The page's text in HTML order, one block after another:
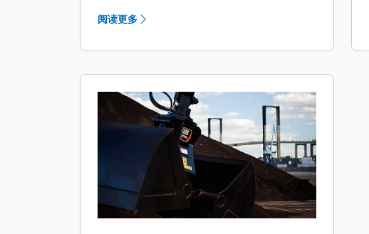
作，提高了单位时间内的工作量。
备，可以帮您快速轻松地找到工装。机
借助 Cat Payload（适用于挖掘机）可
实现行驶中称重和无需回转即可得出实
时有效负载估计值，从而达到精确的目
标装载量并提高装载效率。
Cat 机器预设最适合抓斗的性能设置，
可最大限度提高机器和抓斗的配对与效
率水平。
阅读更多